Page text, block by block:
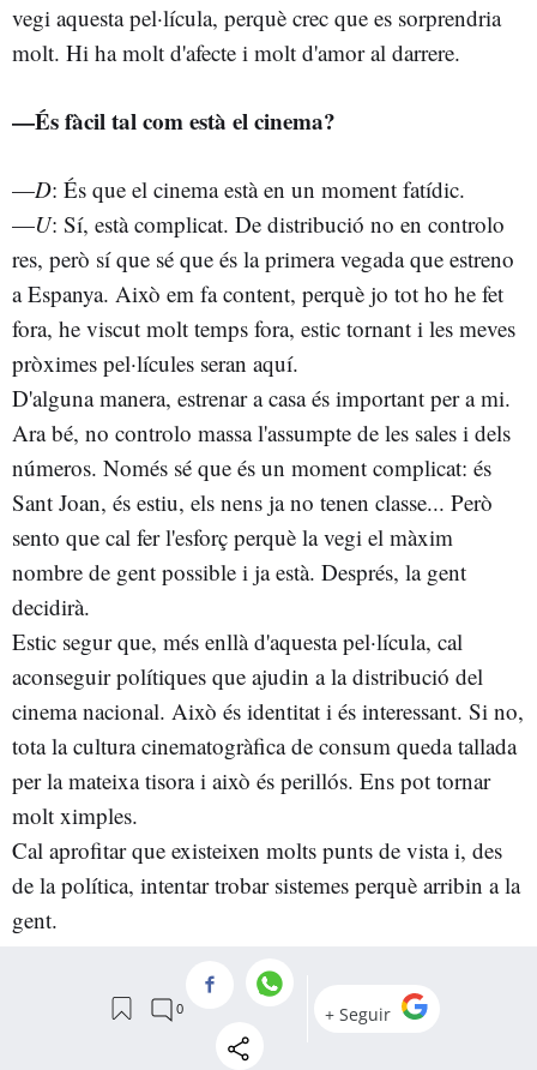
vegi aquesta pel·lícula, perquè crec que es sorprendria
molt. Hi ha molt d'afecte i molt d'amor al darrere.
—És fàcil tal com està el cinema?
—D: És que el cinema està en un moment fatídic.
—U: Sí, està complicat. De distribució no en controlo
res, però sí que sé que és la primera vegada que estreno
a Espanya. Això em fa content, perquè jo tot ho he fet
fora, he viscut molt temps fora, estic tornant i les meves
pròximes pel·lícules seran aquí.
D'alguna manera, estrenar a casa és important per a mi.
Ara bé, no controlo massa l'assumpte de les sales i dels
números. Només sé que és un moment complicat: és
Sant Joan, és estiu, els nens ja no tenen classe... Però
sento que cal fer l'esforç perquè la vegi el màxim
nombre de gent possible i ja està. Després, la gent
decidirà.
Estic segur que, més enllà d'aquesta pel·lícula, cal
aconseguir polítiques que ajudin a la distribució del
cinema nacional. Això és identitat i és interessant. Si no,
tota la cultura cinematogràfica de consum queda tallada
per la mateixa tisora i això és perillós. Ens pot tornar
molt ximples.
Cal aprofitar que existeixen molts punts de vista i, des
de la política, intentar trobar sistemes perquè arribin a la
gent.